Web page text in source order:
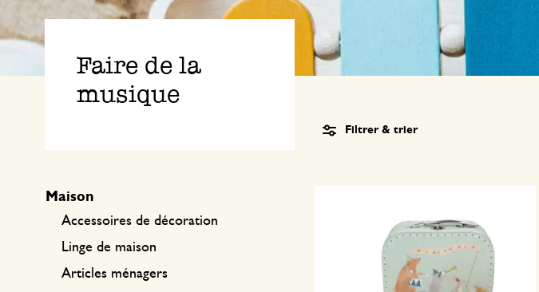
Accessoires pour le thé
Accessoires café
Paniers
Papeterie & loisirs
Faire de la
musique
Maison
Accessoires de décoration
Linge de maison
Articles ménagers
Filtrer & trier